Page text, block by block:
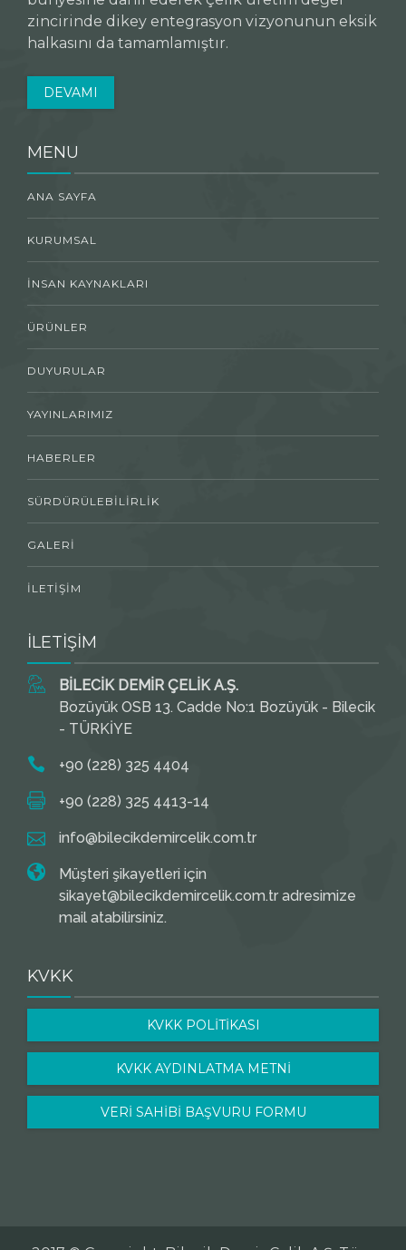
zincirinde dikey entegrasyon vizyonunun eksik
halkasını da tamamlamıştır.
DEVAMI
MENU
ANA SAYFA
KURUMSAL
İNSAN KAYNAKLARI
ÜRÜNLER
DUYURULAR
YAYINLARIMIZ
HABERLER
SÜRDÜRÜLEBILIRLIK
GALERI
İLETIŞIM
İLETİŞİM
BİLECİK DEMİR ÇELİK A.Ş.
Bozüyük OSB 13. Cadde No:1 Bozüyük - Bilecik
- TÜRKİYE
+90 (228) 325 4404
+90 (228) 325 4413-14
info@bilecikdemircelik.com.tr
Müşteri şikayetleri için
sikayet@bilecikdemircelik.com.tr adresimize
mail atabilirsiniz.
KVKK
KVKK POLİTİKASI
KVKK AYDINLATMA METNİ
VERİ SAHİBİ BAŞVURU FORMU